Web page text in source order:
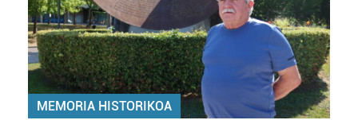
MEMORIA HISTORIKOA